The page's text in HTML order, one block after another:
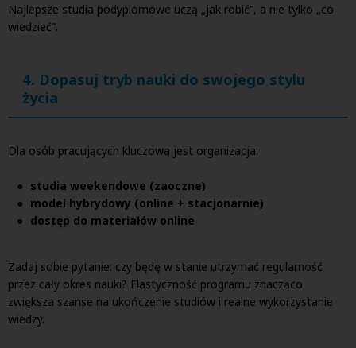
Najlepsze studia podyplomowe uczą „jak robić”, a nie tylko „co
wiedzieć”.
4. Dopasuj tryb nauki do swojego stylu
życia
Dla osób pracujących kluczowa jest organizacja:
studia weekendowe (zaoczne)
model hybrydowy (online + stacjonarnie)
dostęp do materiałów online
Zadaj sobie pytanie: czy będę w stanie utrzymać regularność
przez cały okres nauki? Elastyczność programu znacząco
zwiększa szanse na ukończenie studiów i realne wykorzystanie
wiedzy.